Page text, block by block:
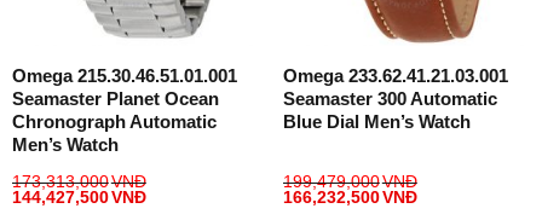
Omega 215.30.46.51.01.001
Seamaster Planet Ocean
Chronograph Automatic
Men’s Watch
173,313,000VNĐ
144,427,500VNĐ
Omega 233.62.41.21.03.001
Seamaster 300 Automatic
Blue Dial Men’s Watch
199,479,000VNĐ
166,232,500VNĐ